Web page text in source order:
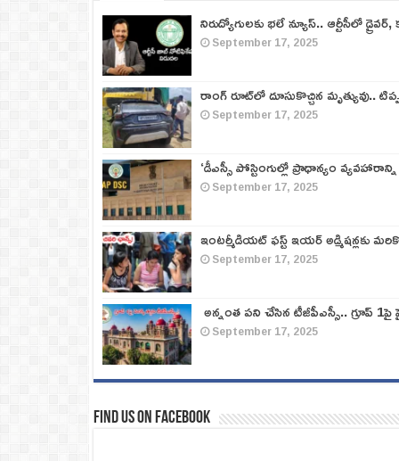
నిరుద్యోగులకు భలే న్యూస్.. ఆర్టీసీలో
September 17, 2025
రాంగ్ రూట్‌లో దూసుకొచ్చిన మృత్యువు..
September 17, 2025
‘డీఎస్సీ పోస్టింగుల్లో ప్రాధాన్యం
September 17, 2025
ఇంటర్మీడియట్ ఫస్ట్‌ ఇయర్‌ అడ్మిషన్లకు
September 17, 2025
అన్నంత పని చేసిన టీజీపీఎస్సీ.. గ్రూప్‌
September 17, 2025
Find us on Facebook